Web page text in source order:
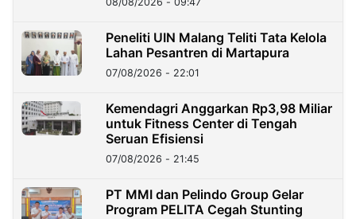
Peneliti UIN Malang Teliti Tata Kelola
Lahan Pesantren di Martapura
07/08/2026 - 22:01
Kemendagri Anggarkan Rp3,98 Miliar
untuk Fitness Center di Tengah
Seruan Efisiensi
07/08/2026 - 21:45
PT MMI dan Pelindo Group Gelar
Program PELITA Cegah Stunting